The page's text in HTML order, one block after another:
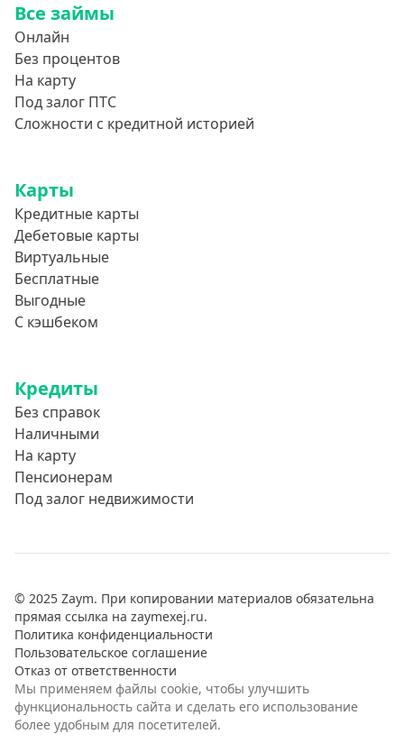
Все займы
Онлайн
Без процентов
На карту
Под залог ПТС
Сложности с кредитной историей
Карты
Кредитные карты
Дебетовые карты
Виртуальные
Бесплатные
Выгодные
С кэшбеком
Кредиты
Без справок
Наличными
На карту
Пенсионерам
Под залог недвижимости
© 2025 Zaym. При копировании материалов обязательна
прямая ссылка на zaymexej.ru.
Политика конфиденциальности
Пользовательское соглашение
Отказ от ответственности
Мы применяем файлы cookie, чтобы улучшить
функциональность сайта и сделать его использование
более удобным для посетителей.